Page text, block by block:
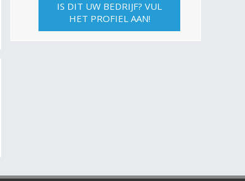
IS DIT UW BEDRIJF? VUL
HET PROFIEL AAN!